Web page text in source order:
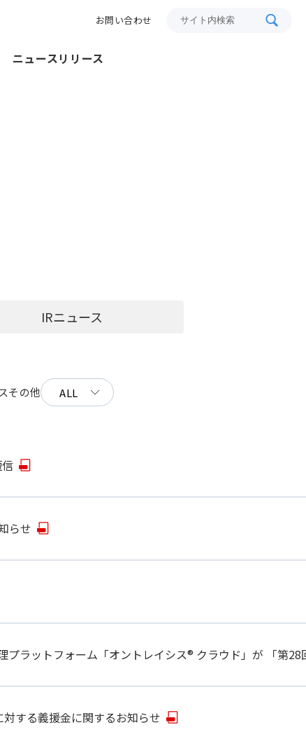
ニュースリリース
お問い合わせ サイト内検索
IRニュース
その他
らせ
プラットフォーム「オントレイシス® クラウド」が 「第
対する義援金に関するお知らせ